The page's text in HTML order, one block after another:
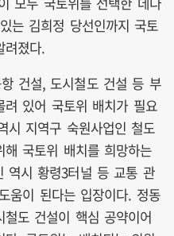
는 김희정 당선인까지 국토
려졌다.
건설, 도시철도 건설 등 부
있어 국토위 배치가 필요
시 지역구 숙원사업인 철도
국토위 배치를 희망하는
역시 황령3터널 등 교통 관
움이 된다는 입장이다. 정동
도 건설이 핵심 공약이어